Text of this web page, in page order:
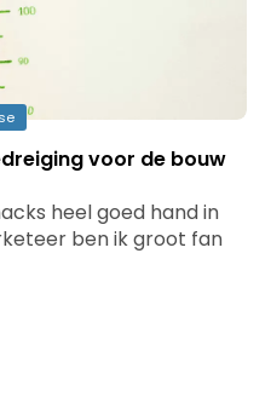
voor de bouw
heel goed hand in
ben ik groot fan